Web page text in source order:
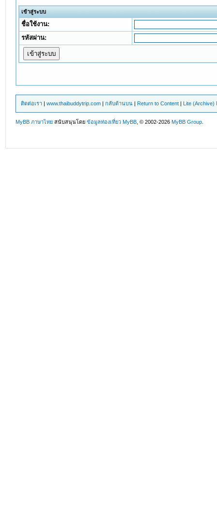
เข้าสู่ระบบ
ชื่อใช้งาน:
รหัสผ่าน:
ติดต่อเรา |www.thaibuddytrip.com |กลับด้านบน | Return to Content | Lite (Archive)
MyBB ภาษาไทย สนับสนุนโดยข้อมูลท่องเที่ยว MyBB , © 2002-2026MyBB Group